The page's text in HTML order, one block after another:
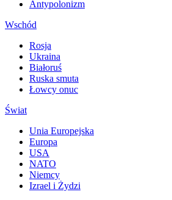
Antypolonizm
Wschód
Rosja
Ukraina
Białoruś
Ruska smuta
Łowcy onuc
Świat
Unia Europejska
Europa
USA
NATO
Niemcy
Izrael i Żydzi